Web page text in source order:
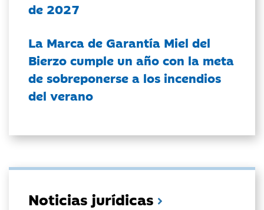
de 2027
La Marca de Garantía Miel del
Bierzo cumple un año con la meta
de sobreponerse a los incendios
del verano
Noticias jurídicas